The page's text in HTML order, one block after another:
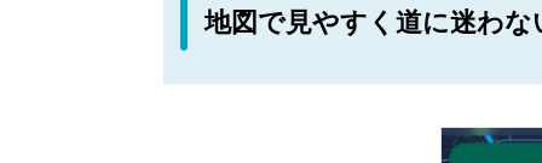
地図で見やすく道に迷わな